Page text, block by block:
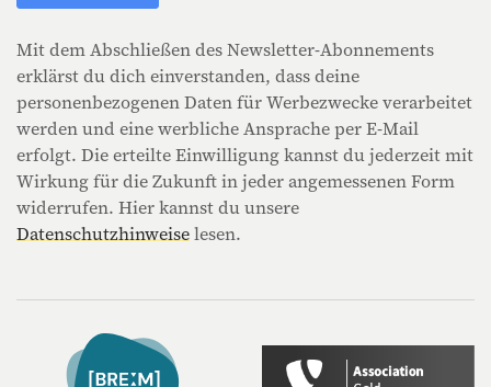
Mit dem Abschließen des Newsletter-Abonnements
erklärst du dich einverstanden, dass deine
personenbezogenen Daten für Werbezwecke verarbeitet
werden und eine werbliche Ansprache per E-Mail
erfolgt. Die erteilte Einwilligung kannst du jederzeit mit
Wirkung für die Zukunft in jeder angemessenen Form
widerrufen. Hier kannst du unsere
Datenschutzhinweiselesen.